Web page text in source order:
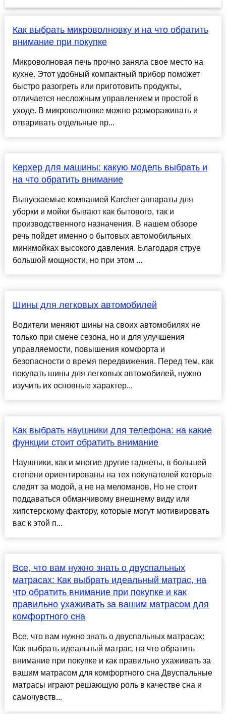
Как выбрать микроволновку и на что обратить
внимание при покупке
Микроволновая печь прочно заняла свое место на
кухне. Этот удобный компактный прибор поможет
быстро разогреть или приготовить продукты,
отличается несложным управлением и простой в
уходе. В микроволновке можно размораживать и
отваривать отдельные пр...
Керхер для машины: какую модель выбрать и
на что обратить внимание
Выпускаемые компанией Karcher аппараты для
уборки и мойки бывают как бытового, так и
производственного назначения. В нашем обзоре
речь пойдет именно о бытовых автомобильных
минимойках высокого давления. Благодаря струе
большой мощности, но при этом ...
Шины для легковых автомобилей
Водители меняют шины на своих автомобилях не
только при смене сезона, но и для улучшения
управляемости, повышения комфорта и
безопасности о время передвижения. Перед тем, как
покупать шины для легковых автомобилей, нужно
изучить их основные характер...
Как выбрать наушники для телефона: на какие
функции стоит обратить внимание
Наушники, как и многие другие гаджеты, в большей
степени ориентированы на тех покупателей которые
следят за модой, а не на меломанов. Но не стоит
поддаваться обманчивому внешнему виду или
хипстерскому фактору, которые могут мотивировать
вас к этой п...
Все, что вам нужно знать о двуспальных
матрасах: Как выбрать идеальный матрас, на
что обратить внимание при покупке и как
правильно ухаживать за вашим матрасом для
комфортного сна
Все, что вам нужно знать о двуспальных матрасах:
Как выбрать идеальный матрас, на что обратить
внимание при покупке и как правильно ухаживать за
вашим матрасом для комфортного сна Двуспальные
матрасы играют решающую роль в качестве сна и
самочувств...